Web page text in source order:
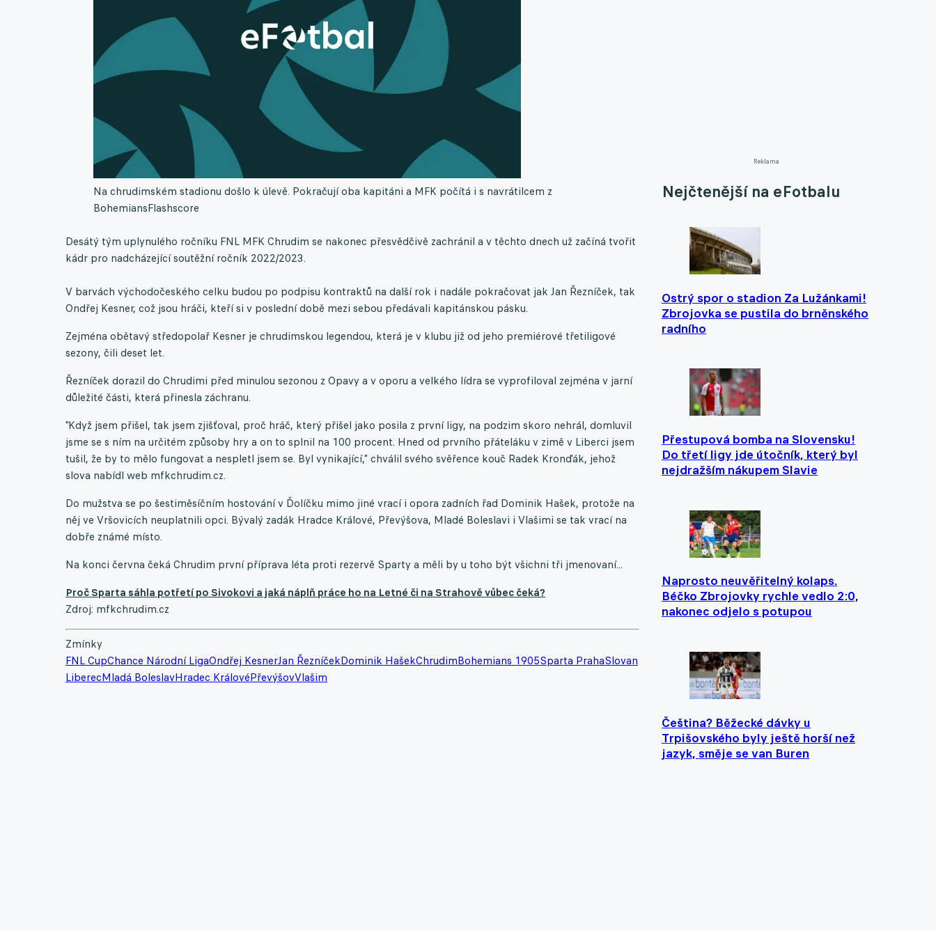
Reklama
Nejčtenější na eFotbalu
Ostrý spor o stadion Za Lužánkami!
Zbrojovka se pustila do brněnského
radního
Přestupová bomba na Slovensku!
Do třetí ligy jde útočník, který byl
nejdražším nákupem Slavie
Naprosto neuvěřitelný kolaps.
Béčko Zbrojovky rychle vedlo 2:0,
nakonec odjelo s potupou
Čeština? Běžecké dávky u
Trpišovského byly ještě horší než
jazyk, směje se van Buren
Na chrudimském stadionu došlo k úlevě. Pokračují oba kapitáni a MFK počítá i s navrátilcem z
BohemiansFlashscore
Desátý tým uplynulého ročníku FNL MFK Chrudim se nakonec přesvědčivě zachránil a v těchto dnech už začíná tvořit
kádr pro nadcházející soutěžní ročník 2022/2023.
V barvách východočeského celku budou po podpisu kontraktů na další rok i nadále pokračovat jak Jan Řezníček, tak
Ondřej Kesner, což jsou hráči, kteří si v poslední době mezi sebou předávali kapitánskou pásku.
Zejména obětavý středopolař Kesner je chrudimskou legendou, která je v klubu již od jeho premiérové třetiligové
sezony, čili deset let.
Řezníček dorazil do Chrudimi před minulou sezonou z Opavy a v oporu a velkého lídra se vyprofiloval zejména v jarní
důležité části, která přinesla záchranu.
"Když jsem přišel, tak jsem zjišťoval, proč hráč, který přišel jako posila z první ligy, na podzim skoro nehrál, domluvil
jsme se s ním na určitém způsoby hry a on to splnil na 100 procent. Hned od prvního přáteláku v zimě v Liberci jsem
tušil, že by to mělo fungovat a nespletl jsem se. Byl vynikající," chválil svého svěřence kouč Radek Kronďák, jehož
slova nabídl web mfkchrudim.cz.
Do mužstva se po šestiměsíčním hostování v Ďolíčku mimo jiné vrací i opora zadních řad Dominik Hašek, protože na
něj ve Vršovicích neuplatnili opci. Bývalý zadák Hradce Králové, Převýšova, Mladé Boleslavi i Vlašimi se tak vrací na
dobře známé místo.
Na konci června čeká Chrudim první příprava léta proti rezervě Sparty a měli by u toho být všichni tři jmenovaní...
Proč Sparta sáhla potřetí po Sivokovi a jaká náplň práce ho na Letné či na Strahově vůbec čeká?
Zdroj: mfkchrudim.cz
Zmínky
FNL CupChance Národní LigaOndřej KesnerJan ŘezníčekDominik HašekChrudimBohemians 1905Sparta PrahaSlovan
LiberecMladá BoleslavHradec KrálovéPřevýšovVlašim